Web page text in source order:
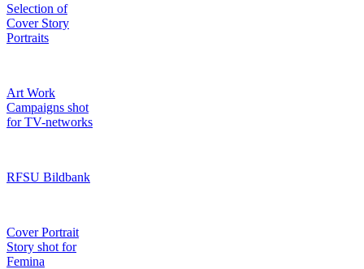
Selection of
Cover Story
Portraits
Art Work
Campaigns shot
for TV-networks
RFSU Bildbank
Cover Portrait
Story shot for
Femina